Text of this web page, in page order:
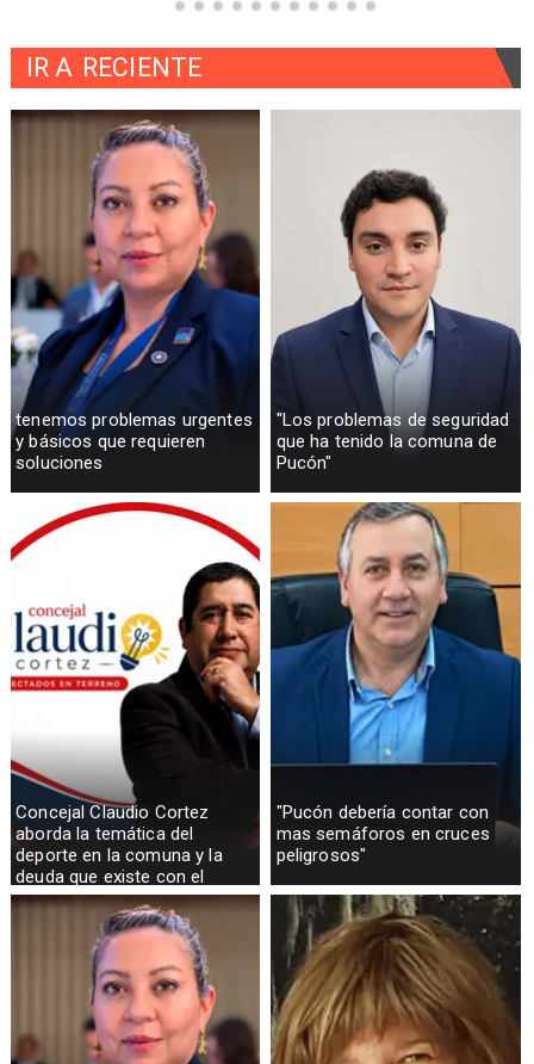
tenemos problemas urgentes
y básicos que requieren
soluciones
"Los problemas de seguridad
que ha tenido la comuna de
Pucón"
Concejal Claudio Cortez
aborda la temática del
deporte en la comuna y la
deuda que existe con el
sector rural
"Pucón debería contar con
mas semáforos en cruces
peligrosos"
IR A RECIENTE